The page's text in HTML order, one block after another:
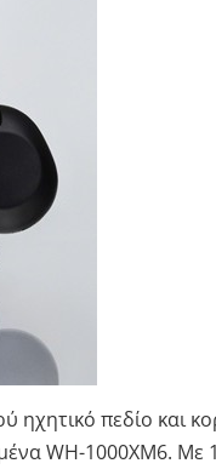
ηχητικό πεδίο και
WH-1000XM6.